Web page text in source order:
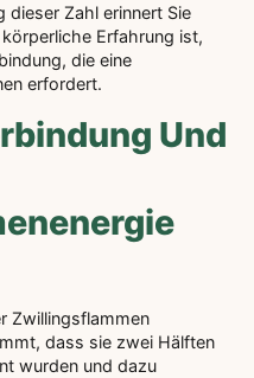
dieser Zahl erinnert Sie
Erfahrung ist,
die eine
erfordert.
Und
Zwillingsflammen
dass sie zwei Hälften
wurden und dazu